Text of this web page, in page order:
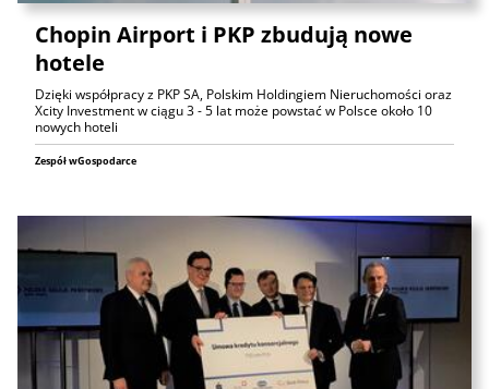
Chopin Airport i PKP zbudują nowe
hotele
Dzięki współpracy z PKP SA, Polskim Holdingiem Nieruchomości oraz
Xcity Investment w ciągu 3 - 5 lat może powstać w Polsce około 10
nowych hoteli
Zespół wGospodarce